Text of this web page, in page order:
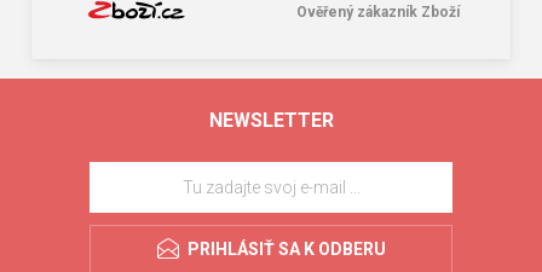
Ověřený zákazník Zboží
NEWSLETTER
PRIHLÁSIŤ SA K ODBERU